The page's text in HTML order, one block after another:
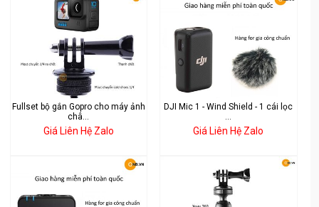
Fullset bộ gắn Gopro cho máy ảnh
châ...
Giá Liên Hệ Zalo
DJI Mic 1 - Wind Shield - 1 cái lọc
Giá Liên Hệ Zalo